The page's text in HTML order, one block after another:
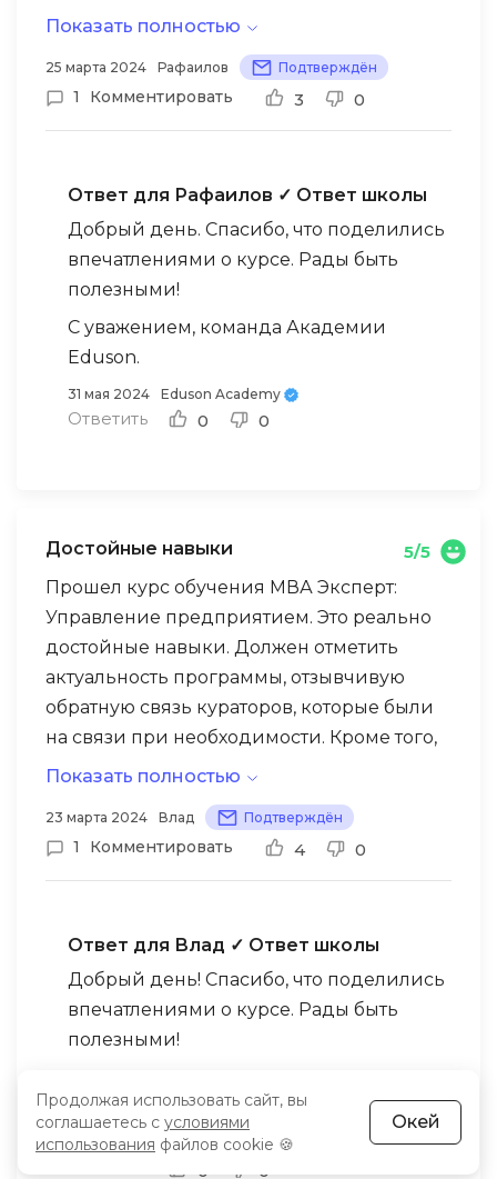
становится бессмысленной. Я благодарен
что предпочту будущее обучение в
формате очных занятий.
Показать полностью
25 марта 2024 Рафаилов Подтверждён
1 Комментировать 3 0
Ответ для Рафаилов ✓ Ответ школы
Добрый день. Спасибо, что поделились
впечатлениями о курсе. Рады быть
полезными!
С уважением, команда Академии
Eduson.
31 мая 2024 Eduson Academy
Ответить 0 0
Достойные навыки
5/5
Прошел курс обучения МВА Эксперт:
Управление предприятием. Это реально
достойные навыки. Должен отметить
актуальность программы, отзывчивую
обратную связь кураторов, которые были
на связи при необходимости. Кроме того,
брал встречу с преподавателем, и она
смог правильно скорректировать
планирование бюджета и тем самым
сократить не нужные расходы.
Показать полностью
23 марта 2024 Влад Подтверждён
1 Комментировать 4 0
Ответ для Влад ✓ Ответ школы
Добрый день! Спасибо, что поделились
впечатлениями о курсе. Рады быть
полезными!
Eduson.
10 апреля 2024 Eduson Academy
0 0
Продолжая использовать сайт, вы
соглашаетесь с условиями
использования файлов cookie 🍪
Окей